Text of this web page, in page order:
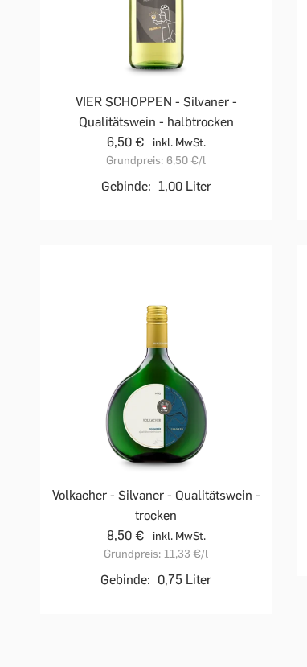
VIER SCHOPPEN - Silvaner -
Qualitätswein - halbtrocken
6,50 €
inkl. MwSt.
Grundpreis: 6,50 €/l
Gebinde: 1,00 Liter
Volkacher - Silvaner - Qualitätswein -
trocken
8,50 €
inkl. MwSt.
Grundpreis: 11,33 €/l
Gebinde: 0,75 Liter